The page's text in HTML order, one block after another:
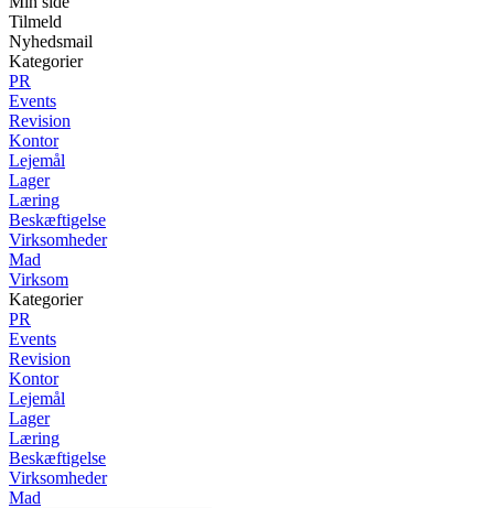
Tilmeld
Nyhedsmail
Kategorier
PR
Events
Revision
Kontor
Lejemål
Lager
Læring
Beskæftigelse
Virksomheder
Mad
Virksom
Kategorier
PR
Events
Revision
Kontor
Lejemål
Lager
Læring
Beskæftigelse
Virksomheder
Mad